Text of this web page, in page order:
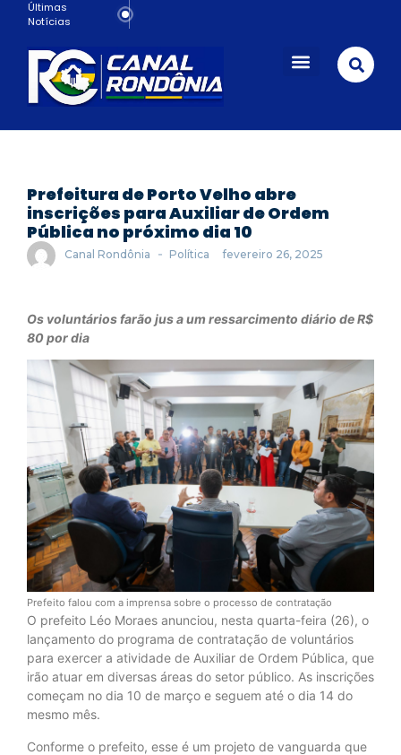
Últimas
Notícias
Prefeitura de Porto Velho abre
inscrições para Auxiliar de Ordem
Pública no próximo dia 10
Canal Rondônia - Política fevereiro 26, 2025
Os voluntários farão jus a um ressarcimento diário de R$
80 por dia
Prefeito falou com a imprensa sobre o processo de contratação
O prefeito Léo Moraes anunciou, nesta quarta-feira (26), o
lançamento do programa de contratação de voluntários
para exercer a atividade de Auxiliar de Ordem Pública, que
irão atuar em diversas áreas do setor público. As inscrições
começam no dia 10 de março e seguem até o dia 14 do
mesmo mês.
Conforme o prefeito, esse é um projeto de vanguarda que